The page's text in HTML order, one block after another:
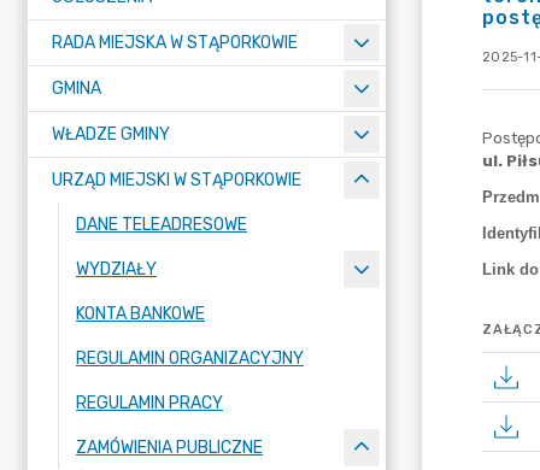
RADA MIEJSKA W STĄPORKOWIE
GMINA
WŁADZE GMINY
URZĄD MIEJSKI W STĄPORKOWIE
DANE TELEADRESOWE
WYDZIAŁY
KONTA BANKOWE
REGULAMIN ORGANIZACYJNY
REGULAMIN PRACY
ZAMÓWIENIA PUBLICZNE
2025-